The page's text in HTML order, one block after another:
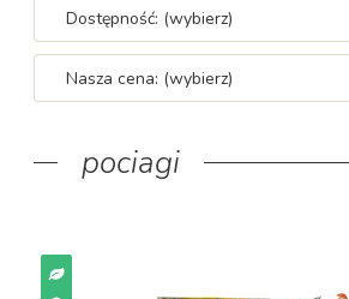
Dostępność: (wybierz)
Nasza cena: (wybierz)
pociagi